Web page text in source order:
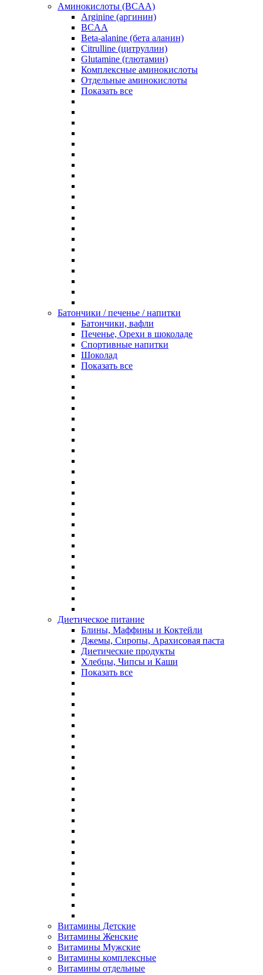
Аминокислоты (BCAA)
Arginine (аргинин)
BCAA
Beta-alanine (бета аланин)
Citrulline (цитруллин)
Glutamine (глютамин)
Комплексные аминокислоты
Отдельные аминокислоты
Показать все
Батончики / печенье / напитки
Батончики, вафли
Печенье, Орехи в шоколаде
Спортивные напитки
Шоколад
Показать все
Диетическое питание
Блины, Маффины и Коктейли
Джемы, Сиропы, Арахисовая паста
Диетические продукты
Хлебцы, Чипсы и Каши
Показать все
Витамины Детские
Витамины Женские
Витамины Мужские
Витамины комплексные
Витамины отдельные